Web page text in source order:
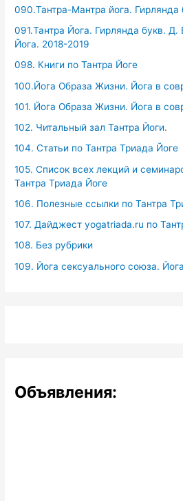
090.Тантра-Мантра йога.
091.Тантра Йога. Гирлянда букв.
Йога. 2018-2019
098. Книги по Тантра Йоге
100.Йога Образа Жизни. Йога в
101. Йога Образа Жизни. Йога в
102. Читальный зал Тантра Йоги.
104. Статьи по Тантра Триада Йоге
105. Список всех лекций и
Тантра Триада Йоге
106. Полезные ссылки по Тантра
107. Дайджест yogatriada.ru по
108. Без рубрики
109. Йога сексуального союза.
Объявления: